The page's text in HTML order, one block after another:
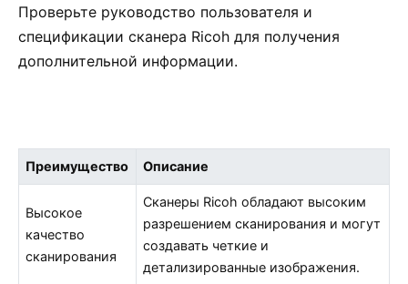
Проверьте руководство пользователя и
спецификации сканера Ricoh для получения
дополнительной информации.
Преимущество Описание
Высокое
качество
сканирования
Сканеры Ricoh обладают высоким
разрешением сканирования и могут
создавать четкие и
детализированные изображения.